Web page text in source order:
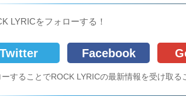
LYRICをフォローする！
Twitter Facebook
ーすることでROCK LYRICの最新情報を受け取る